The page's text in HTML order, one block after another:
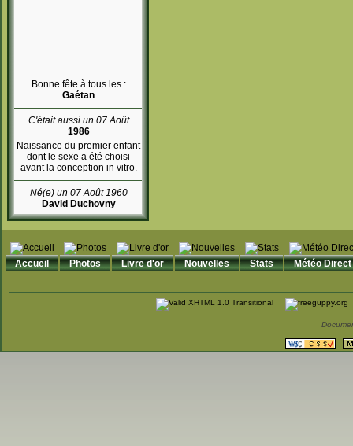
Bonne fête à tous les :
Gaétan
C'était aussi un 07 Août
1986
Naissance du premier enfant
dont le sexe a été choisi
avant la conception in vitro.
Né(e) un 07 Août 1960
David Duchovny
Accueil Photos Livre d'or Nouvelles Stats Météo Direct